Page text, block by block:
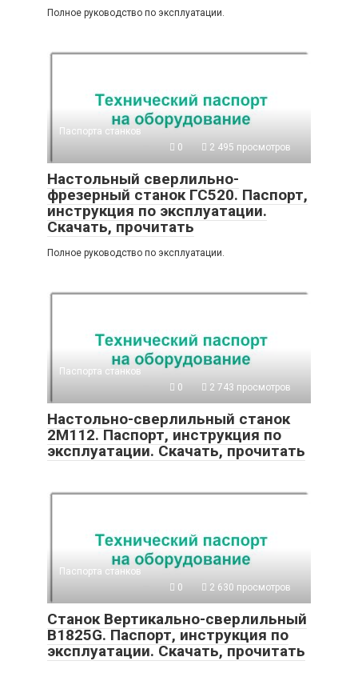
Полное руководство по эксплуатации.
Паспорта станков
0
2 495 просмотров
Настольный сверлильно-
фрезерный станок ГС520. Паспорт,
инструкция по эксплуатации.
Скачать, прочитать
Полное руководство по эксплуатации.
Паспорта станков
0
2 743 просмотров
Настольно-сверлильный станок
2М112. Паспорт, инструкция по
эксплуатации. Скачать, прочитать
Паспорта станков
0
2 630 просмотров
Станок Вертикально-сверлильный
B1825G. Паспорт, инструкция по
эксплуатации. Скачать, прочитать